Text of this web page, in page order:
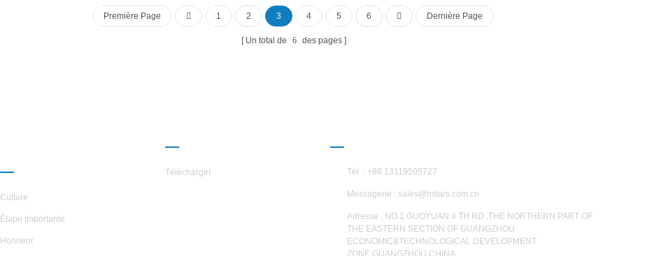
refroidisseur, certifié avec CE. Au fil des
décennies, H.STARS L'échangeur de chaleur a
grandes quantités de Fliud être chauffé ou
refroidi. À la suite de leur L'échangeur de
chaleur de la conception, de la coque et du tube
énergie, respectueuse de l'environnement et
recycle froids déchargés par le froid pendant le
usines, hôpitaux, plantes d'impression, etc
Première Page 1 2 3 4 5 6 Dernière Page
Un total de 6 des pages
Culture
Étape Importante
Honneur
Télécharger Tél. : +86 13119505727
Messagerie : sales@hstars.com.cn
Adresse : NO.1 GUOYUAN 4 TH RD.,THE NORTHERN PART OF
THE EASTERN SECTION OF GUANGZHOU
ECONOMIC&TECHNOLOGICAL DEVELOPMENT
ZONE,GUANGZHOU,CHINA